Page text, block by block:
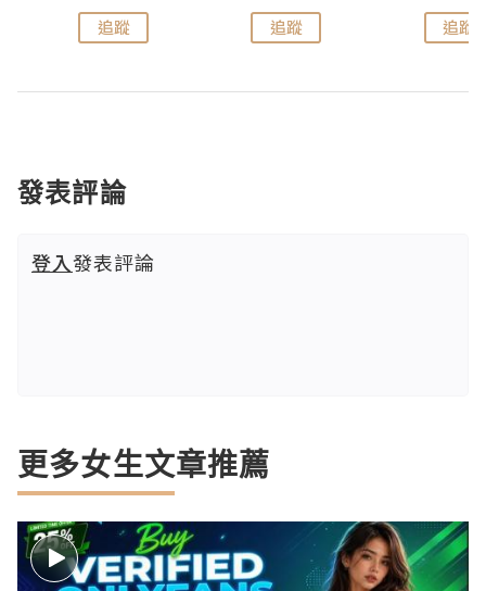
追蹤 追蹤 追蹤
發表評論
登入發表評論
更多女生文章推薦